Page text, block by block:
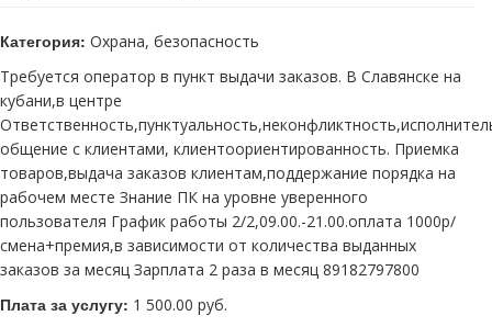
Категория: Охрана, безопасность
Требуется оператор в пункт выдачи заказов. В Славянске на
кубани,в центре
общение с клиентами, клиентоориентированность. Приемка
товаров,выдача заказов клиентам,поддержание порядка на
рабочем месте Знание ПК на уровне уверенного
пользователя График работы 2/2,09.00.-21.00.оплата 1000р/
смена+премия,в зависимости от количества выданных
заказов за месяц Зарплата 2 раза в месяц 89182797800
Плата за услугу: 1 500.00 руб.